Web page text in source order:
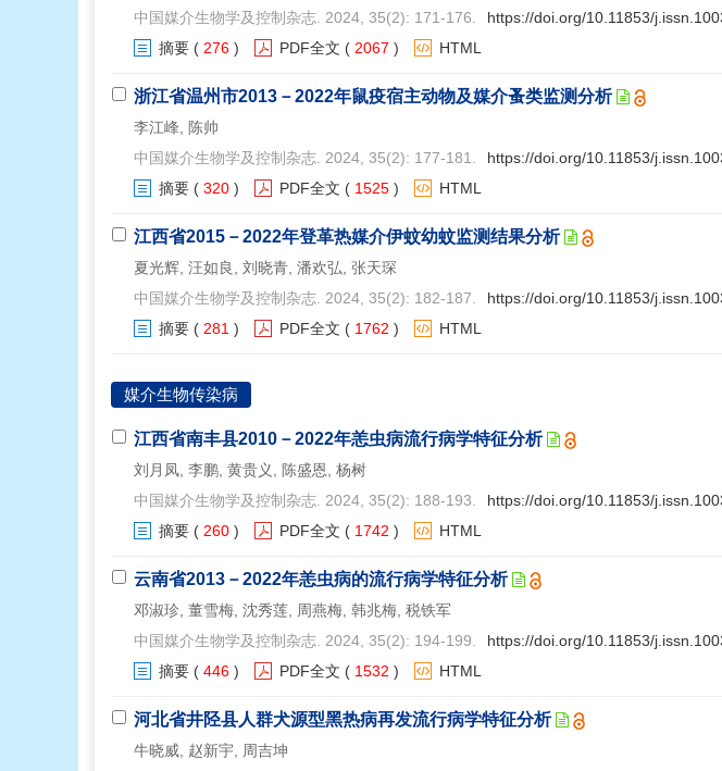
中国媒介生物学及控制杂志. 2024, 35(2): 171-176.
https://doi.org/10.11853/
摘要 ( 276 ) PDF全文 ( 2067 ) HTML
浙江省温州市2013－2022年鼠疫宿主动物及媒介蚤类监测分析
李江峰, 陈帅
中国媒介生物学及控制杂志. 2024, 35(2): 177-181.
https://doi.org/10.11853/
摘要 ( 320 ) PDF全文 ( 1525 ) HTML
江西省2015－2022年登革热媒介伊蚊幼蚊监测结果分析
夏光辉, 汪如良, 刘晓青, 潘欢弘, 张天琛
中国媒介生物学及控制杂志. 2024, 35(2): 182-187.
https://doi.org/10.11853/
摘要 ( 281 ) PDF全文 ( 1762 ) HTML
媒介生物传染病
江西省南丰县2010－2022年恙虫病流行病学特征分析
刘月凤, 李鹏, 黄贵义, 陈盛恩, 杨树
中国媒介生物学及控制杂志. 2024, 35(2): 188-193.
https://doi.org/10.11853/
摘要 ( 260 ) PDF全文 ( 1742 ) HTML
云南省2013－2022年恙虫病的流行病学特征分析
邓淑珍, 董雪梅, 沈秀莲, 周燕梅, 韩兆梅, 税铁军
中国媒介生物学及控制杂志. 2024, 35(2): 194-199.
https://doi.org/10.11853/
摘要 ( 446 ) PDF全文 ( 1532 ) HTML
河北省井陉县人群犬源型黑热病再发流行病学特征分析
牛晓威, 赵新宇, 周吉坤